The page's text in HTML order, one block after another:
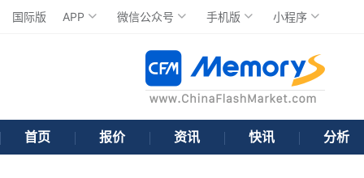
国际版 APP 微信公众号 手机版 小程序
首页 报价 资讯 快讯 分析